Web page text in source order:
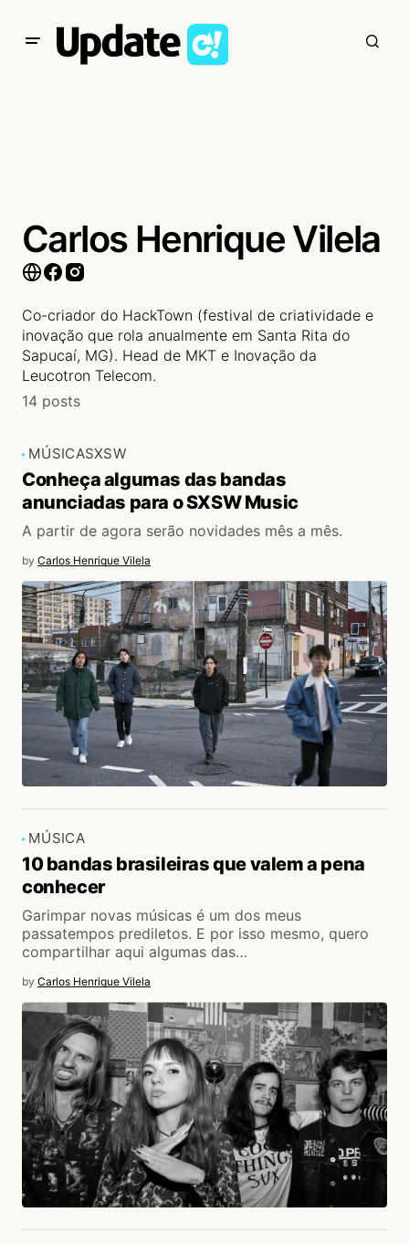
Carlos Henrique Vilela
Co-criador do HackTown (festival de criatividade e
inovação que rola anualmente em Santa Rita do
Sapucaí, MG). Head de MKT e Inovação da
Leucotron Telecom.
14 posts
MÚSICASXSW
Conheça algumas das bandas
anunciadas para o SXSW Music
A partir de agora serão novidades mês a mês.
by Carlos Henrique Vilela
MÚSICA
10 bandas brasileiras que valem a pena
conhecer
Garimpar novas músicas é um dos meus
passatempos prediletos. E por isso mesmo, quero
compartilhar aqui algumas das…
by Carlos Henrique Vilela